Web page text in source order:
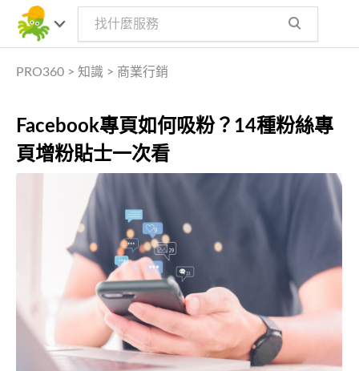
PRO360 > 知識 > 商業行銷
Facebook專頁如何吸粉？14種粉絲專
頁增粉貼士一次看